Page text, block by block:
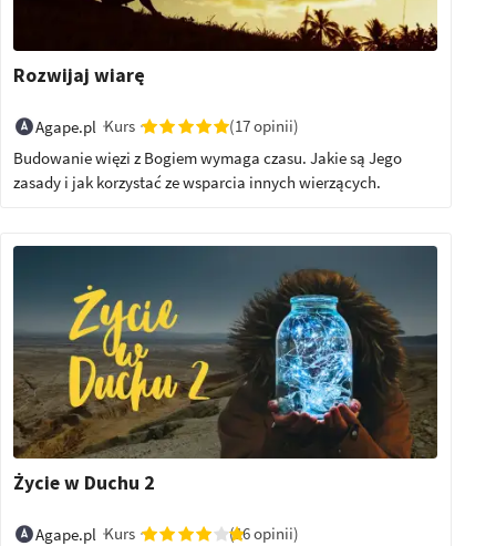
Rozwijaj wiarę
Agape.pl Kurs
(17 opinii)
Budowanie więzi z Bogiem wymaga czasu. Jakie są Jego
zasady i jak korzystać ze wsparcia innych wierzących.
Życie w Duchu 2
Agape.pl Kurs
(16 opinii)